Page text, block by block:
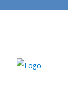
Career